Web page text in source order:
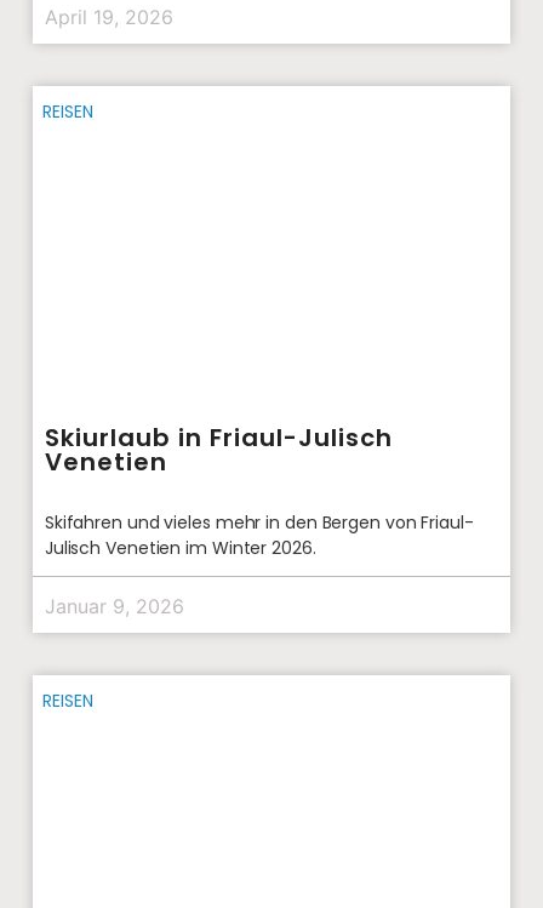
April 19, 2026
REISEN
Skiurlaub in Friaul-Julisch
Venetien
Skifahren und vieles mehr in den Bergen von Friaul-
Julisch Venetien im Winter 2026.
Januar 9, 2026
REISEN